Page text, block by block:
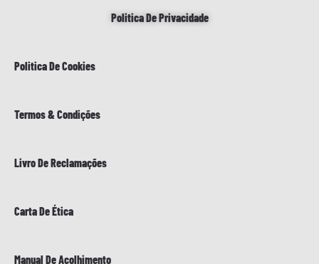
Politica De Privacidade
Politica De Cookies
Termos & Condições
Livro De Reclamações
Carta De Ética
Manual De Acolhimento